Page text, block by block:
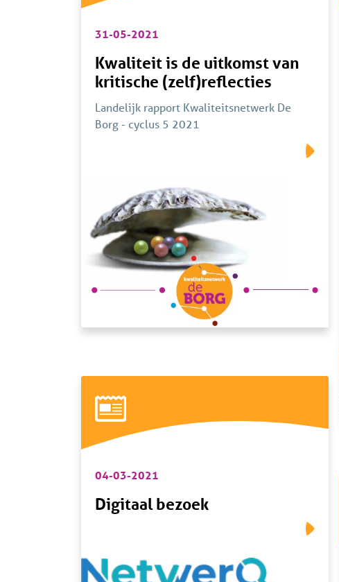
31-05-2021
Kwaliteit is de uitkomst van
kritische (zelf)reflecties
Landelijk rapport Kwaliteitsnetwerk De
Borg - cyclus 5 2021
04-03-2021
Digitaal bezoek